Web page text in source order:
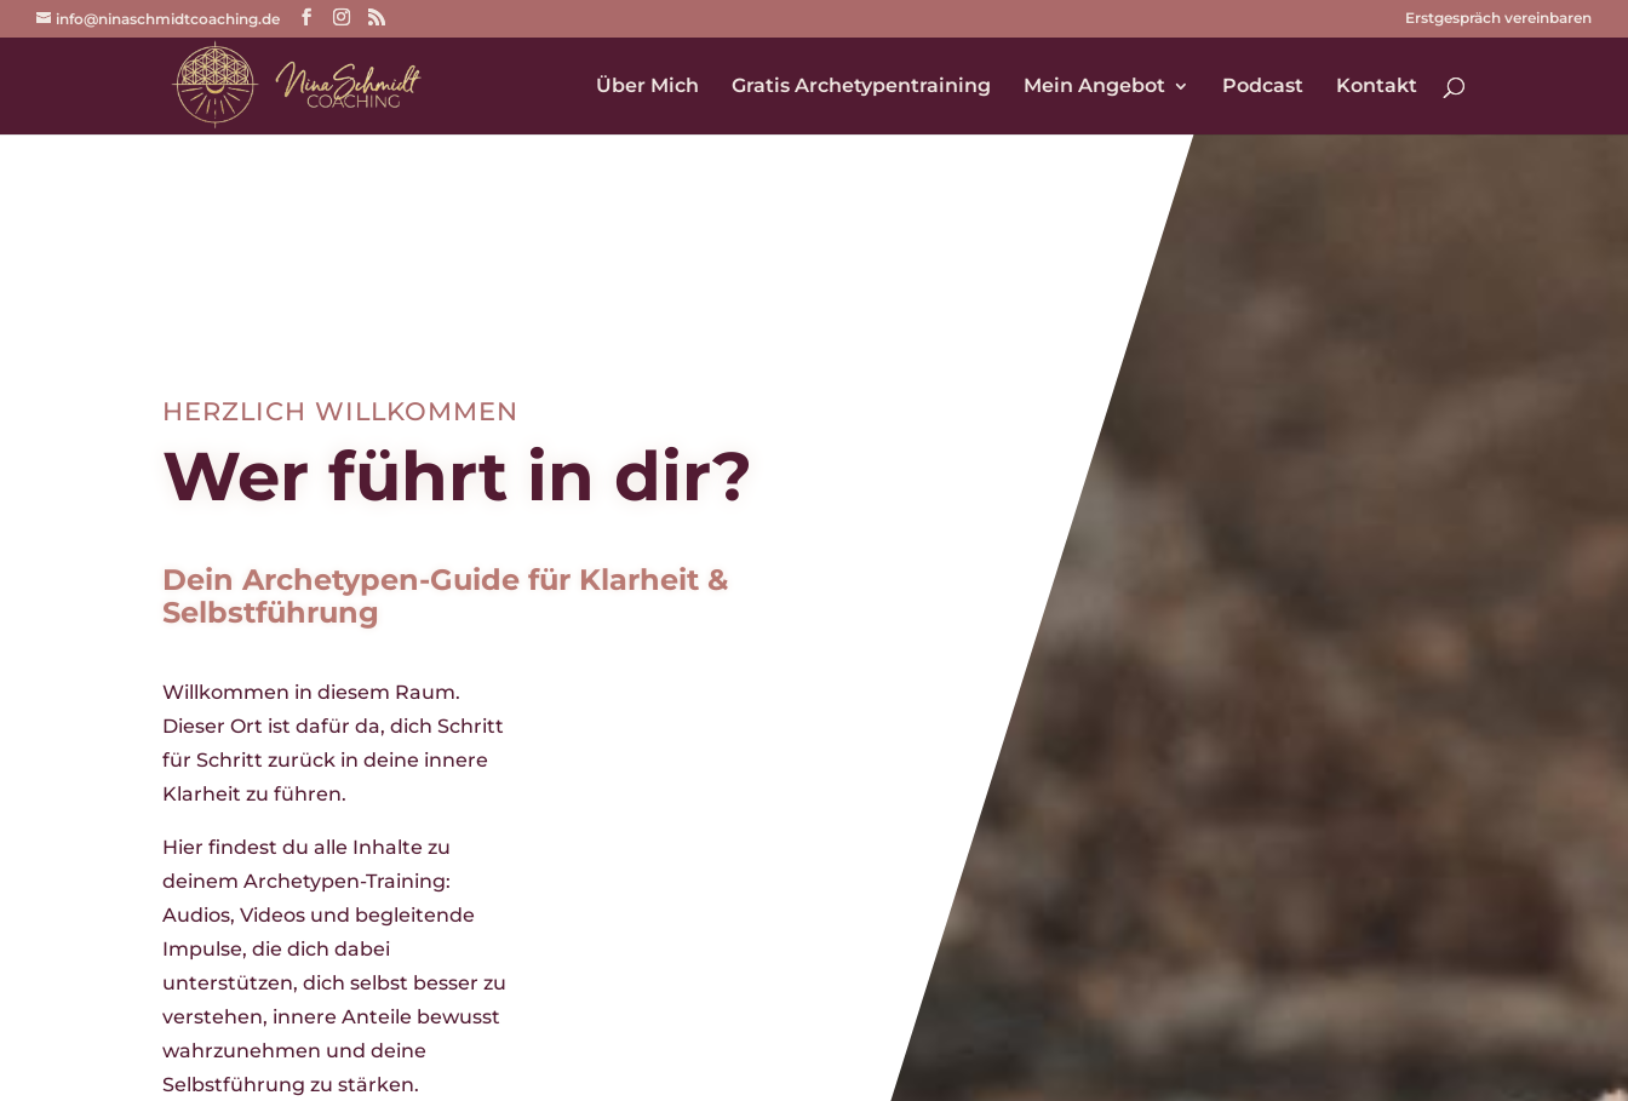
info@ninaschmidtcoaching.de Erstgespräch vereinbaren
Über Mich Gratis Archetypentraining Mein Angebot Podcast Kontakt
HERZLICH WILLKOMMEN
Wer führt in dir?
Dein Archetypen-Guide für Klarheit &
Selbstführung
Willkommen in diesem Raum.
Dieser Ort ist dafür da, dich Schritt
für Schritt zurück in deine innere
Klarheit zu führen.
Hier findest du alle Inhalte zu
deinem Archetypen-Training:
Audios, Videos und begleitende
Impulse, die dich dabei
unterstützen, dich selbst besser zu
verstehen, innere Anteile bewusst
wahrzunehmen und deine
Selbstführung zu stärken.